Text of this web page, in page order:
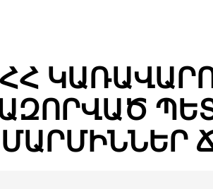
ՀՀ
ՄԱՐՄԻՆՆԵՐ